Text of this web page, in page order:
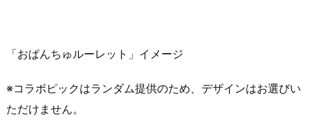
「おぱんちゅルーレット」イメージ
※コラボピックはランダム提供のため、デザインはお選びい
ただけません。